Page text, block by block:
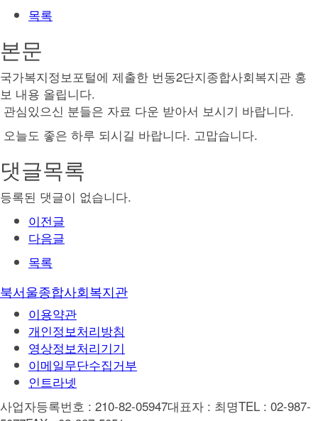
목록
본문
국가복지정보포털에 제출한 번동2단지종합사회복지관 홍
보 내용 올립니다.
관심있으신 분들은 자료 다운 받아서 보시기 바랍니다.
오늘도 좋은 하루 되시길 바랍니다. 고맙습니다.
댓글목록
등록된 댓글이 없습니다.
이전글
다음글
목록
북서울종합사회복지관
이용약관
개인정보처리방침
영상정보처리기기
이메일무단수집거부
인트라넷
사업자등록번호 : 210-82-05947대표자 : 최명TEL : 02-987-